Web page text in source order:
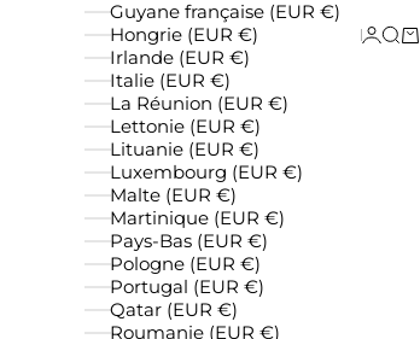
Guyane française (EUR €)
Hongrie (EUR €)
Irlande (EUR €)
Italie (EUR €)
La Réunion (EUR €)
Lettonie (EUR €)
Lituanie (EUR €)
Luxembourg (EUR €)
Malte (EUR €)
Martinique (EUR €)
Pays-Bas (EUR €)
Pologne (EUR €)
Portugal (EUR €)
Qatar (EUR €)
Roumanie (EUR €)